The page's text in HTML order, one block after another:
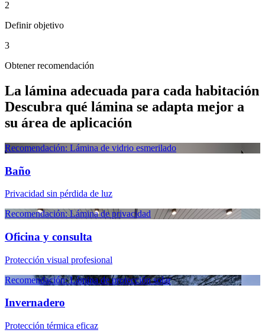
2
Definir objetivo
3
Obtener recomendación
La lámina adecuada para cada habitación
Descubra qué lámina se adapta mejor a
su área de aplicación
Recomendación: Lámina de vidrio esmerilado
Baño
Privacidad sin pérdida de luz
Recomendación: Lámina de privacidad
Oficina y consulta
Protección visual profesional
Recomendación: Lámina de protección solar
Invernadero
Protección térmica eficaz